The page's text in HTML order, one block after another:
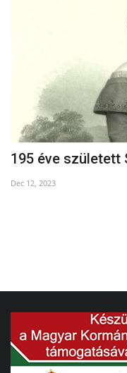
195 éve született
Dec 12, 2023